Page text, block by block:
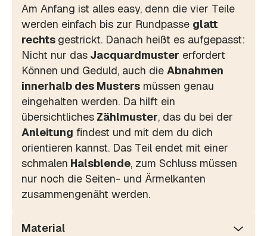
Am Anfang ist alles easy, denn die vier Teile
werden einfach bis zur Rundpasse glatt
rechts gestrickt. Danach heißt es aufgepasst:
Nicht nur das Jacquardmuster erfordert
Können und Geduld, auch die Abnahmen
innerhalb des Musters müssen genau
eingehalten werden. Da hilft ein
übersichtliches Zählmuster, das du bei der
Anleitung findest und mit dem du dich
orientieren kannst. Das Teil endet mit einer
schmalen Halsblende, zum Schluss müssen
nur noch die Seiten- und Ärmelkanten
zusammengenäht werden.
Material